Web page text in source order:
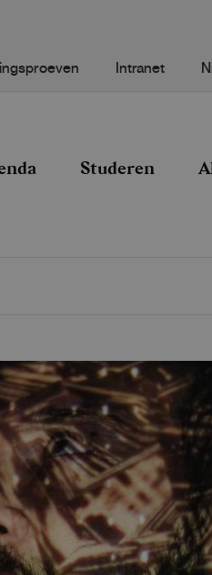
Intranet
Studeren